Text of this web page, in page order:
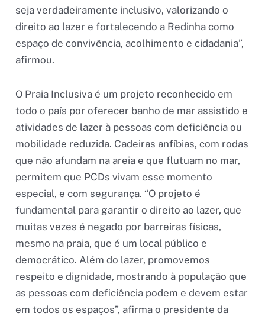
seja verdadeiramente inclusivo, valorizando o
direito ao lazer e fortalecendo a Redinha como
espaço de convivência, acolhimento e cidadania”,
afirmou.
O Praia Inclusiva é um projeto reconhecido em
todo o país por oferecer banho de mar assistido e
atividades de lazer à pessoas com deficiência ou
mobilidade reduzida. Cadeiras anfíbias, com rodas
que não afundam na areia e que flutuam no mar,
permitem que PCDs vivam esse momento
especial, e com segurança. “O projeto é
fundamental para garantir o direito ao lazer, que
muitas vezes é negado por barreiras físicas,
mesmo na praia, que é um local público e
democrático. Além do lazer, promovemos
respeito e dignidade, mostrando à população que
as pessoas com deficiência podem e devem estar
em todos os espaços”, afirma o presidente da